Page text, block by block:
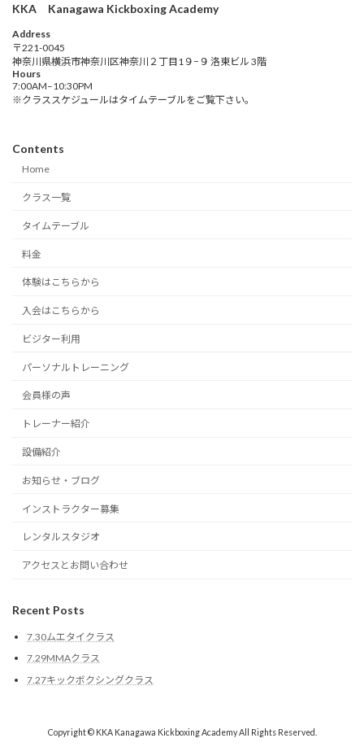
KKA Kanagawa Kickboxing Academy
Address
〒221-0045
神奈川県横浜市神奈川区神奈川２丁目1９−９ 洛東ビル 3階
Hours
7:00AM–10:30PM
※クラススケジュールはタイムテーブルをご覧下さい。
Contents
Home
クラス一覧
タイムテーブル
料金
体験はこちらから
入会はこちらから
ビジター利用
パーソナルトレーニング
会員様の声
トレーナー紹介
設備紹介
お知らせ・ブログ
インストラクター募集
レンタルスタジオ
アクセスとお問い合わせ
Recent Posts
7.30ムエタイクラス
7.29MMAクラス
7.27キックボクシングクラス
Copyright © KKA Kanagawa Kickboxing Academy All Rights Reserved.